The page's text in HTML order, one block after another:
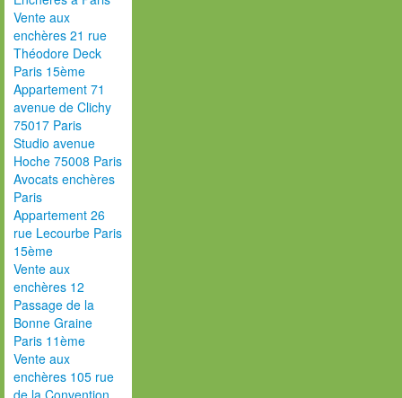
Vente aux
enchères 21 rue
Théodore Deck
Paris 15ème
Appartement 71
avenue de Clichy
75017 Paris
Studio avenue
Hoche 75008 Paris
Avocats enchères
Paris
Appartement 26
rue Lecourbe Paris
15ème
Vente aux
enchères 12
Passage de la
Bonne Graine
Paris 11ème
Vente aux
enchères 105 rue
de la Convention